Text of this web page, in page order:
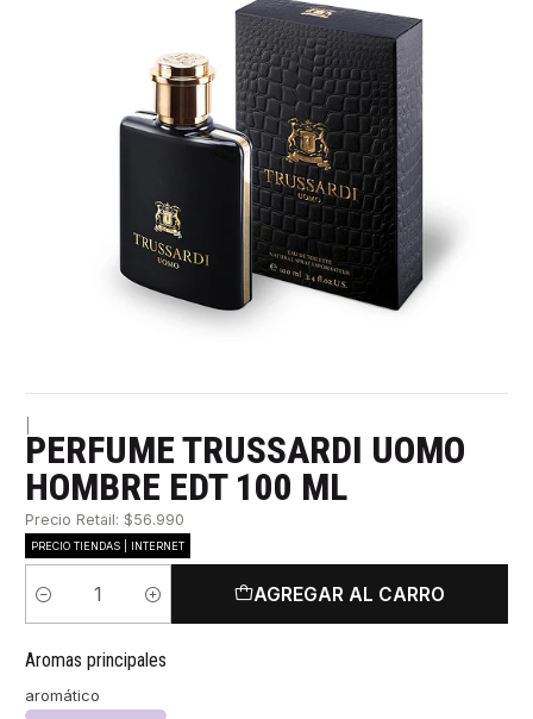
PERFUME TRUSSARDI UOMO
HOMBRE EDT 100 ML
Precio Retail: $56.990
PRECIO TIENDAS | INTERNET
Cantidad
AGREGAR AL CARRO
Aromas principales
aromático